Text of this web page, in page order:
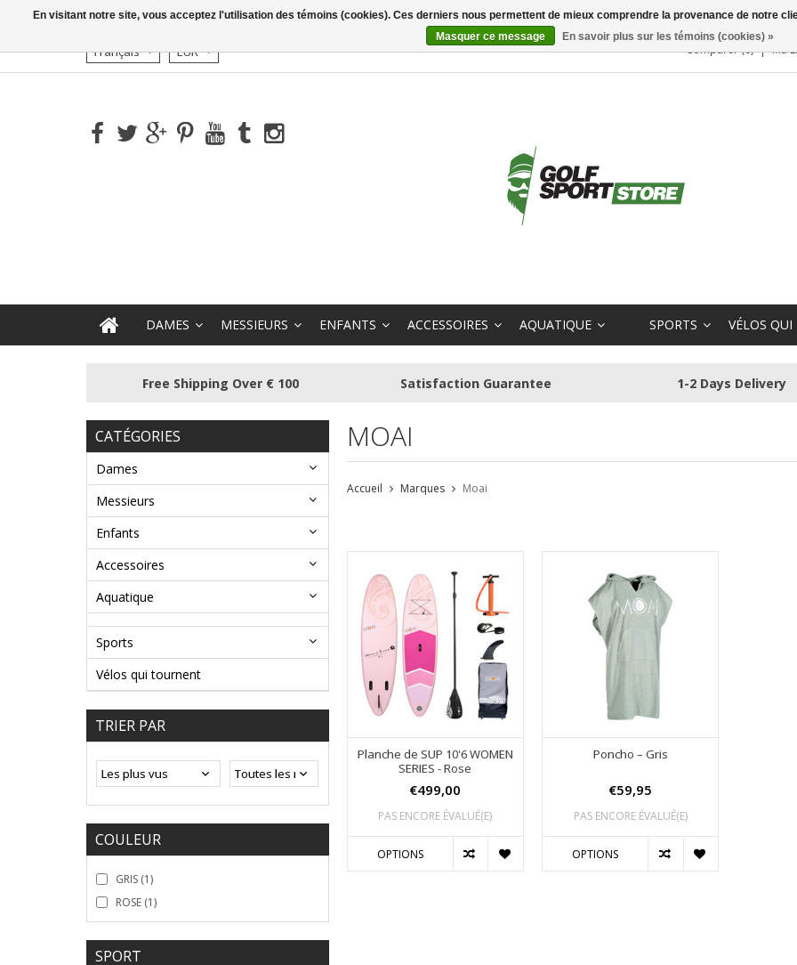
Français EUR Comparer (0) Ma
DAMES MESSIEURS ENFANTS ACCESSOIRES AQUATIQUE SPORTS VÉLOS
Free Shipping Over € 100 Satisfaction Guarantee 1-2 Days Delivery
CATÉGORIES
Dames
Messieurs
Enfants
Accessoires
Aquatique
Sports
Vélos qui tournent
TRIER PAR
COULEUR
GRIS (1)
ROSE (1)
SPORT
MOAI
Accueil Marques Moai
Planche de SUP 10'6 WOMEN
SERIES - Rose
€499,00
PAS ENCORE ÉVALUÉ(E)
OPTIONS
Poncho – Gris
€59,95
PAS ENCORE ÉVALUÉ(E)
OPTIONS
En visitant notre site, vous acceptez l'utilisation des témoins (cookies). Ces derniers nous permettent de mieux comprendre la provenance de notre
Masquer ce message
En savoir plus sur les témoins (cookies) »